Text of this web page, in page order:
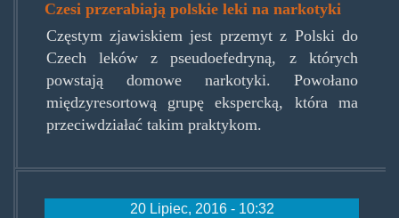
Czesi przerabiają polskie leki na narkotyki
Częstym zjawiskiem jest przemyt z Polski do
Czech leków z pseudoefedryną, z których
powstają domowe narkotyki. Powołano
międzyresortową grupę ekspercką, która ma
przeciwdziałać takim praktykom.
20 Lipiec, 2016 - 10:32